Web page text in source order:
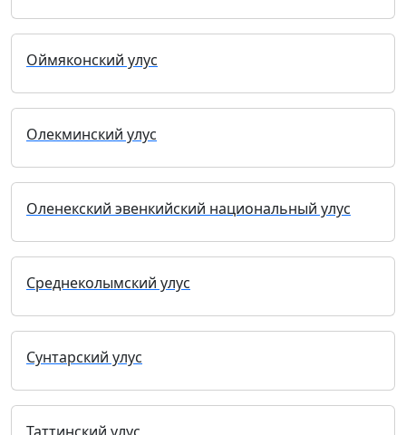
Оймяконский улус
Олекминский улус
Оленекский эвенкийский национальный улус
Среднеколымский улус
Сунтарский улус